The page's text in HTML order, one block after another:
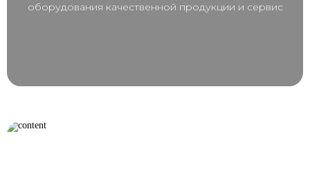
оборудования качественной продукции и сервис